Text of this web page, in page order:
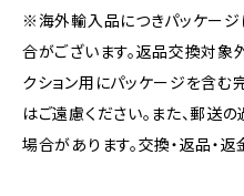
※海外輸入品につきパッケー
合がございます。返品交換対象
クション用にパッケージを含
はご遠慮ください。また、郵送
場合があります。交換・返品・返